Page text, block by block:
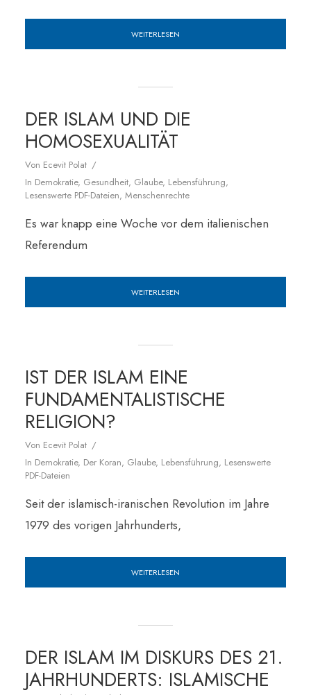
WEITERLESEN
DER ISLAM UND DIE
HOMOSEXUALITÄT
Von Ecevit Polat
In Demokratie, Gesundheit, Glaube, Lebensführung,
Lesenswerte PDF-Dateien, Menschenrechte
Es war knapp eine Woche vor dem italienischen
Referendum
WEITERLESEN
IST DER ISLAM EINE
FUNDAMENTALISTISCHE
RELIGION?
Von Ecevit Polat
In Demokratie, Der Koran, Glaube, Lebensführung, Lesenswerte
PDF-Dateien
Seit der islamisch-iranischen Revolution im Jahre
1979 des vorigen Jahrhunderts,
WEITERLESEN
DER ISLAM IM DISKURS DES 21.
JAHRHUNDERTS: ISLAMISCHE